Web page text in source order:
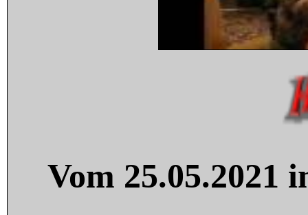
Vom 25.05.2021